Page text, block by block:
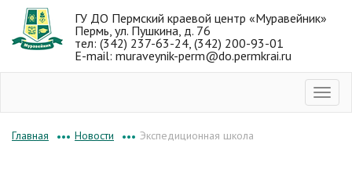
ГУ ДО Пермский краевой центр «Муравейник»
Пермь, ул. Пушкина, д. 76
тел: (342) 237-63-24, (342) 200-93-01
E-mail: muraveynik-perm@do.permkrai.ru
Главная ••• Новости ••• Экспедиционная школа